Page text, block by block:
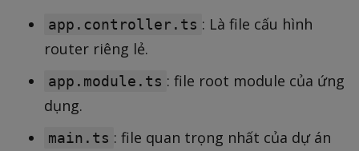
app.controller.ts : Là file cấu hình
router riêng lẻ.
app.module.ts : file root module của ứng
dụng.
main.ts : file quan trọng nhất của dự án